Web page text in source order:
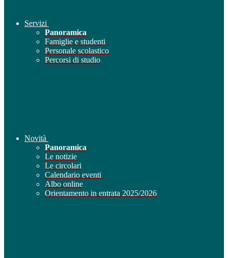
Servizi
Panoramica
Famiglie e studenti
Personale scolastico
Percorsi di studio
Novità
Panoramica
Le notizie
Le circolari
Calendario eventi
Albo online
Orientamento in entrata 2025/2026